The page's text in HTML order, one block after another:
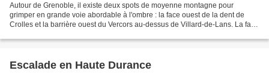
Autour de Grenoble, il existe deux spots de moyenne montagne pour
grimper en grande voie abordable à l'ombre : la face ouest de la dent de
Crolles et la barrière ouest du Vercors au-dessus de Villard-de-Lans. La face
Escalade en Haute Durance